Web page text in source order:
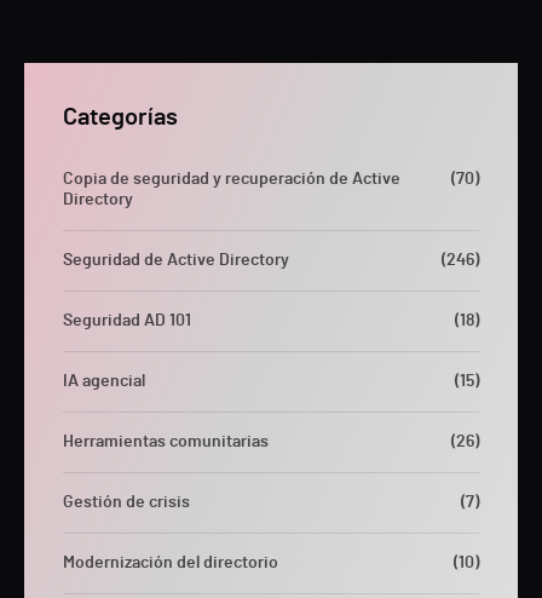
Categorías
Copia de seguridad y recuperación de Active
Directory
(70)
Seguridad de Active Directory (246)
Seguridad AD 101 (18)
IA agencial (15)
Herramientas comunitarias (26)
Gestión de crisis (7)
Modernización del directorio (10)